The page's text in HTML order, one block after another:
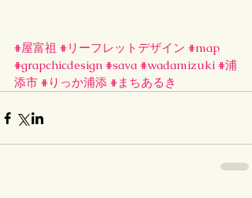
#屋富祖 #リーフレットデザイン #map
#grapchicdesign #sava #wadamizuki #浦
添市 #りっか浦添 #まちあるき